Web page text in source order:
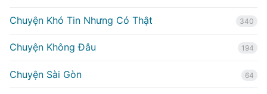
Chuyện Khó Tin Nhưng Có Thật 340
Chuyện Không Đâu 194
Chuyện Sài Gòn 64